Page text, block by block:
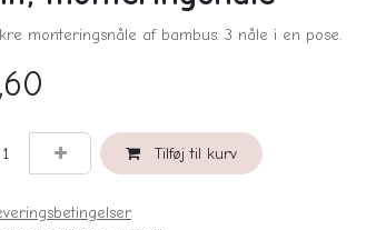
monteringsnåle af bambus. 3 nåle i en pose.
Tilføj til kurv